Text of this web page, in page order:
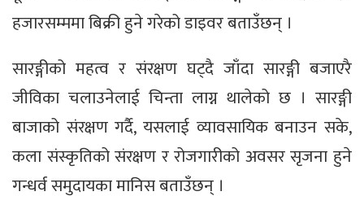
हजारसम्ममा बिक्री हुने गरेको डाइवर बताउँछन् ।
सारङ्गीको महत्व र संरक्षण घट्दै जाँदा सारङ्गी बजाएरै
जीविका चलाउनेलाई चिन्ता लाग्न थालेको छ । सारङ्गी
बाजाको संरक्षण गर्दै, यसलाई व्यावसायिक बनाउन सके,
कला संस्कृतिको संरक्षण र रोजगारीको अवसर सृजना हुने
गन्धर्व समुदायका मानिस बताउँछन् ।